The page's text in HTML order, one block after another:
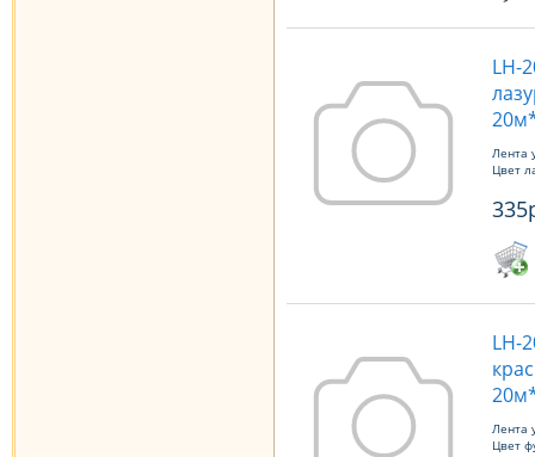
LH-
Лента
Цвет
LH-
Лента
Цвет